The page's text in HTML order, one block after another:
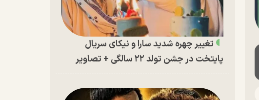
تغییر چهره شدید سارا و نیکای سریال
پایتخت در جشن تولد ۲۲ سالگی + تصاویر